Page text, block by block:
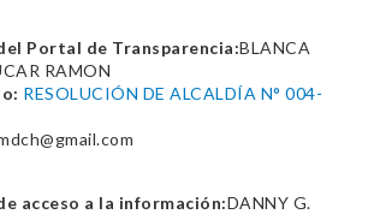
Portal de Transparencia:BLANCA
RAMON
RESOLUCIÓN DE ALCALDÍA N° 004-
acceso a la información:DANNY G.